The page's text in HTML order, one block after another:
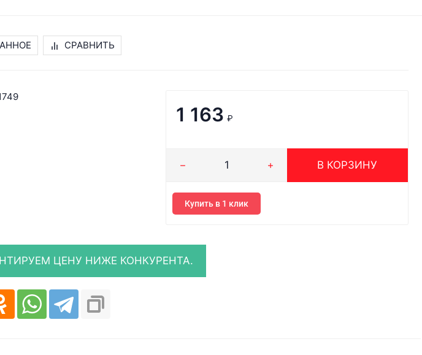
СРАВНИТЬ
1 163 ₽
В КОРЗИНУ
Купить в 1 клик